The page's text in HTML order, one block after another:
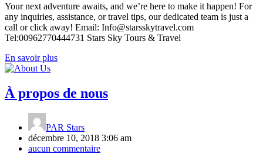
Your next adventure awaits, and we’re here to make it happen! For
any inquiries, assistance, or travel tips, our dedicated team is just a
call or click away! Email: Info@starsskytravel.com
Tel:00962770444731 Stars Sky Tours & Travel
En savoir plus
À propos de nous
PAR Stars
décembre 10, 2018 3:06 am
aucun commentaire